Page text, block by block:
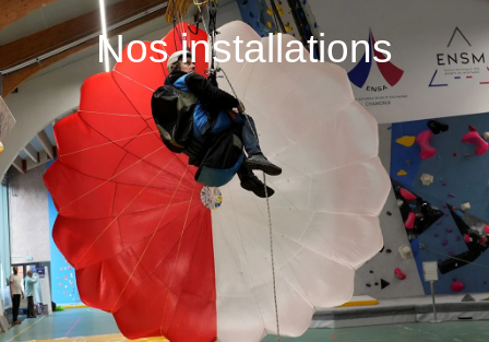
Nos installations